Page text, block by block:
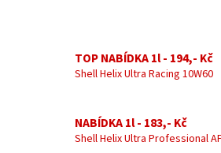
TOP NABÍDKA 1l - 194,- Kč
Shell Helix Ultra Racing 10W60
NABÍDKA 1l - 183,- Kč
Shell Helix Ultra Professional